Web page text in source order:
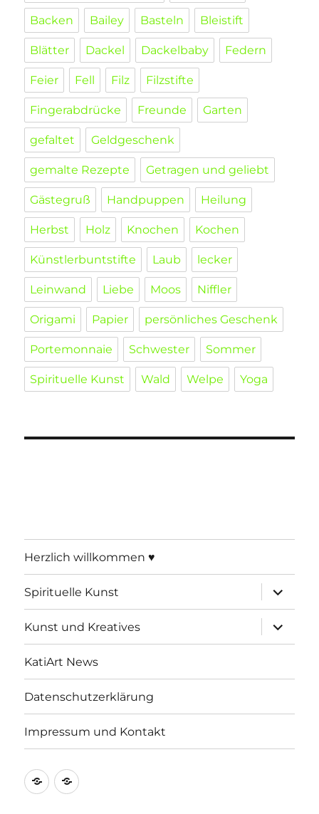
Backen Bailey Basteln Bleistift
Blätter Dackel Dackelbaby Federn
Feier Fell Filz Filzstifte
Fingerabdrücke Freunde Garten
gefaltet Geldgeschenk
gemalte Rezepte Getragen und geliebt
Gästegruß Handpuppen Heilung
Herbst Holz Knochen Kochen
Künstlerbuntstifte Laub lecker
Leinwand Liebe Moos Niffler
Origami Papier persönliches Geschenk
Portemonnaie Schwester Sommer
Spirituelle Kunst Wald Welpe Yoga
Herzlich willkommen ♥
Spirituelle Kunst
öffnen
Kunst und Kreatives
öffnen
KatiArt News
Datenschutzerklärung
Impressum und Kontakt
Datenschutzerklärung
Impressum